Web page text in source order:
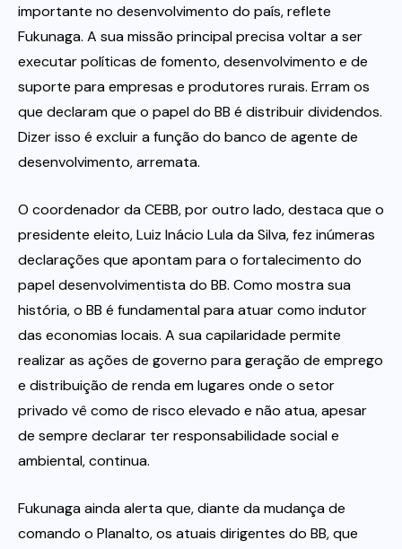
importante no desenvolvimento do país, reflete
Fukunaga. A sua missão principal precisa voltar a ser
executar políticas de fomento, desenvolvimento e de
suporte para empresas e produtores rurais. Erram os
que declaram que o papel do BB é distribuir dividendos.
Dizer isso é excluir a função do banco de agente de
desenvolvimento, arremata.
O coordenador da CEBB, por outro lado, destaca que o
presidente eleito, Luiz Inácio Lula da Silva, fez inúmeras
declarações que apontam para o fortalecimento do
papel desenvolvimentista do BB. Como mostra sua
história, o BB é fundamental para atuar como indutor
das economias locais. A sua capilaridade permite
realizar as ações de governo para geração de emprego
e distribuição de renda em lugares onde o setor
privado vê como de risco elevado e não atua, apesar
de sempre declarar ter responsabilidade social e
ambiental, continua.
Fukunaga ainda alerta que, diante da mudança de
comando o Planalto, os atuais dirigentes do BB, que